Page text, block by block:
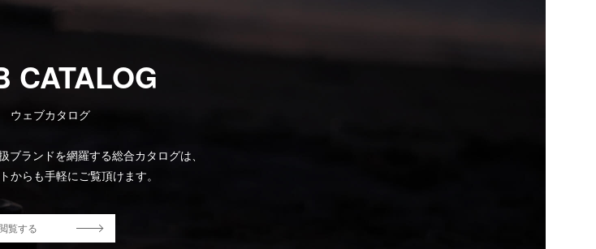
CATALOG
ウェブカタログ
ブランドを網羅する総合カタログは、
からも手軽にご覧頂けます。
覧する